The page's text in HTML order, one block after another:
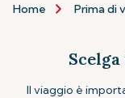
Home Prima di
Il viaggio è